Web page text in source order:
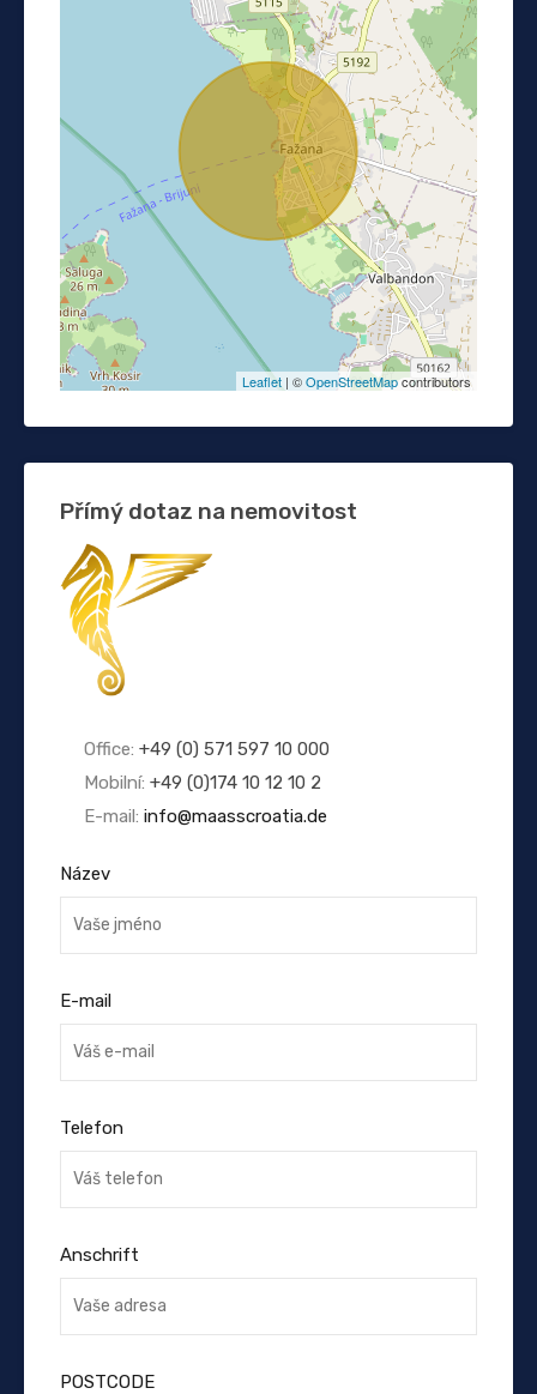
Leaflet | ©OpenStreetMapcontributors
Přímý dotaz na nemovitost
Office: +49 (0) 571 597 10 000
Mobilní: +49 (0)174 10 12 10 2
E-mail: info@maasscroatia.de
Název
E-mail
Telefon
Anschrift
POSTCODE